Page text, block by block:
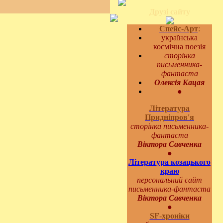
Спейс-Арт:
українська
космічна поезія
сторінка
письменника-
фантаста
Олексія Кацая
●
Література
Придніпров'я
сторінка письменника-
фантаста
Віктора Савченка
●
Література козацького
краю
персональний сайт
письменника-фантаста
Віктора Савченка
●
SF-хроніки